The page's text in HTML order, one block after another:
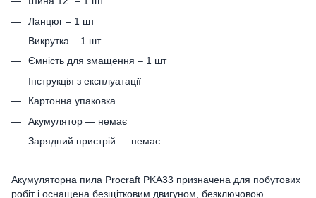
Ланцюг – 1 шт
Викрутка – 1 шт
Ємність для змащення – 1 шт
Інструкція з експлуатації
Картонна упаковка
Акумулятор — немає
Зарядний пристрій — немає
Акумуляторна пила Procraft PKA33 призначена для побутових
робіт і оснащена безщітковим двигуном, безключовою